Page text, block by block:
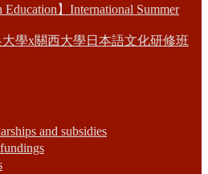
Education】International Summer
大學x關西大學日本語文化研修班
and subsidies